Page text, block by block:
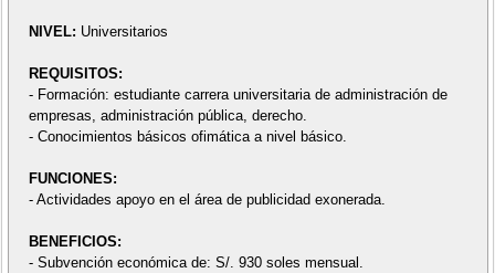
NIVEL: Universitarios
REQUISITOS:
- Formación: estudiante carrera universitaria de administración de
empresas, administración pública, derecho.
- Conocimientos básicos ofimática a nivel básico.
FUNCIONES:
- Actividades apoyo en el área de publicidad exonerada.
BENEFICIOS:
- Subvención económica de: S/. 930 soles mensual.